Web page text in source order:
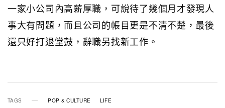
一家小公司內高薪厚職，可說待了幾個月才發現人
事大有問題，而且公司的帳目更是不清不楚，最後
還只好打退堂鼓，辭職另找新工作。
TAGS POP & CULTURE LIFE